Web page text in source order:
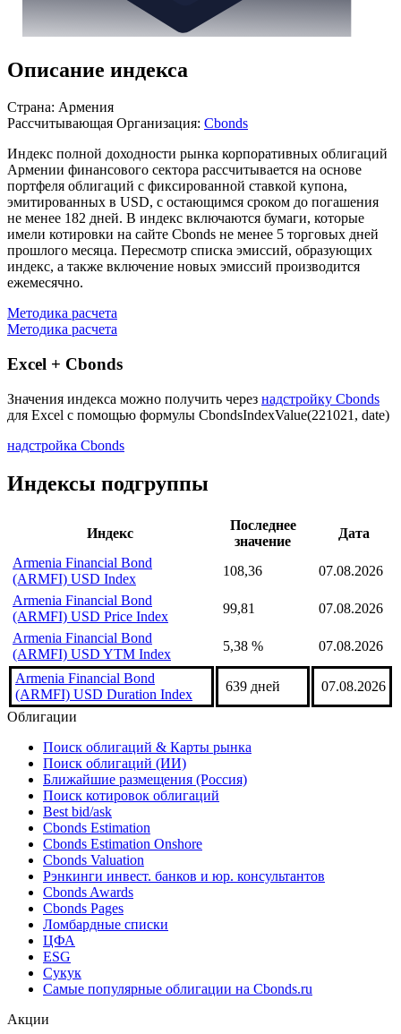
Описание индекса
Страна: Армения
Рассчитывающая Организация: Cbonds
Индекс полной доходности рынка корпоративных облигаций
Армении финансового сектора рассчитывается на основе
портфеля облигаций с фиксированной ставкой купона,
эмитированных в USD, с остающимся сроком до погашения
не менее 182 дней. В индекс включаются бумаги, которые
имели котировки на сайте Cbonds не менее 5 торговых дней
прошлого месяца. Пересмотр списка эмиссий, образующих
индекс, а также включение новых эмиссий производится
ежемесячно.
Методика расчета
Методика расчета
Excel + Cbonds
Значения индекса можно получить через надстройку Cbonds
для Excel с помощью формулы CbondsIndexValue(221021, date)
надстройка Cbonds
Индексы подгруппы
Индекс
Последнее
значение
Дата
Armenia Financial Bond
(ARMFI) USD Index
108,36
07.08.2026
Armenia Financial Bond
(ARMFI) USD Price Index
99,81
07.08.2026
Armenia Financial Bond
(ARMFI) USD YTM Index
5,38 % 07.08.2026
Armenia Financial Bond
(ARMFI) USD Duration Index
639 дней
07.08.2026
Облигации
Поиск облигаций & Карты рынка
Поиск облигаций (ИИ)
Ближайшие размещения (Россия)
Поиск котировок облигаций
Best bid/ask
Cbonds Estimation
Cbonds Estimation Onshore
Cbonds Valuation
Рэнкинги инвест. банков и юр. консультантов
Cbonds Awards
Cbonds Pages
Ломбардные списки
ЦФА
ESG
Сукук
Самые популярные облигации на Cbonds.ru
Акции